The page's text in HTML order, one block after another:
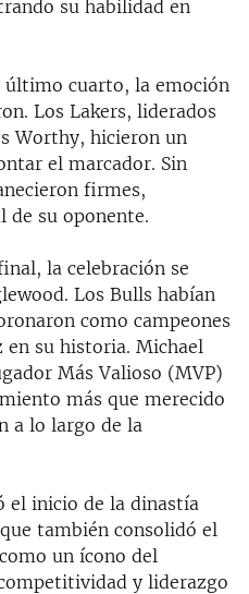
su habilidad en
último cuarto, la emoción
Los Lakers, liderados
Worthy, hicieron un
el marcador. Sin
firmes,
de su oponente.
la celebración se
Los Bulls habían
como campeones
en su historia. Michael
Más Valioso (MVP)
más que merecido
a lo largo de la
el inicio de la dinastía
también consolidó el
un ícono del
y liderazgo